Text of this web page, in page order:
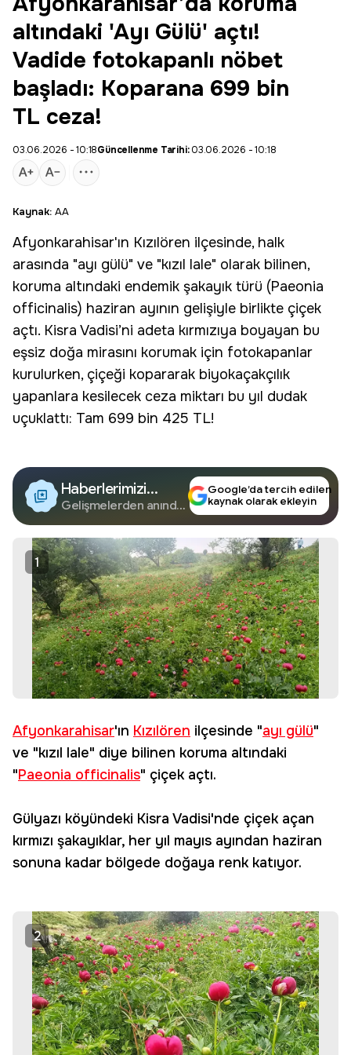
altındaki 'Ayı Gülü' açtı!
Vadide fotokapanlı nöbet
başladı: Koparana 699 bin
TL ceza!
03.06.2026 - 10:18Güncellenme Tarihi:03.06.2026 - 10:18
Kaynak: AA
Afyonkarahisar'ın Kızılören ilçesinde, halk
arasında "ayı gülü" ve "kızıl lale" olarak bilinen,
koruma altındaki endemik şakayık türü (Paeonia
officinalis) haziran ayının gelişiyle birlikte çiçek
açtı. Kisra Vadisi’ni adeta kırmızıya boyayan bu
eşsiz doğa mirasını korumak için fotokapanlar
kurulurken, çiçeği kopararak biyokaçakçılık
yapanlara kesilecek ceza miktarı bu yıl dudak
uçuklattı: Tam 699 bin 425 TL!
Haberlerimizi
Google'da Takip
Edin
Gelişmelerden anında
Google’da tercih edilen
kaynak olarak ekleyin
1
Afyonkarahisar'ın Kızılören ilçesinde "ayı gülü"
ve "kızıl lale" diye bilinen koruma altındaki
"Paeonia officinalis" çiçek açtı.
Gülyazı köyündeki Kisra Vadisi'nde çiçek açan
kırmızı şakayıklar, her yıl mayıs ayından haziran
sonuna kadar bölgede doğaya renk katıyor.
2